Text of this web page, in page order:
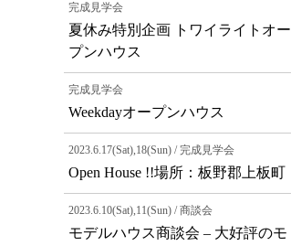
完成見学会
夏休み特別企画 トワイライトオー
プンハウス
完成見学会
Weekdayオープンハウス
2023.6.17(Sat),18(Sun) / 完成見学会
Open House !!場所：板野郡上板町
2023.6.10(Sat),11(Sun) / 商談会
モデルハウス商談会 – 大好評のモ